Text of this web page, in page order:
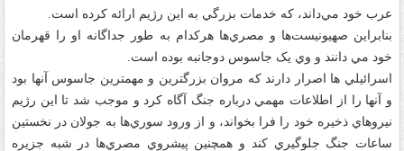
عرب خود مي‌داند، که خدمات بزرگي به اين رژيم ارائه کرده است.
بنابراين صهيونيست‌ها و مصري‌ها هرکدام به طور جداگانه او را قهرمان
خود مي دانند و وي يک جاسوس دوجانبه بوده است.
اسرائيلي ها اصرار دارند که مروان بزرگترين و مهمترين جاسوس آنها بود
و آنها را از اطلاعات مهمي درباره جنگ آگاه کرد و موجب شد تا اين رژيم
نيروهاي ذخيره خود را فرا بخواند، و از ورود سوري‌ها به جولان در نخستين
ساعات جنگ جلوگيري کند و همچنين پيشروي مصري‌ها در شبه جزيره